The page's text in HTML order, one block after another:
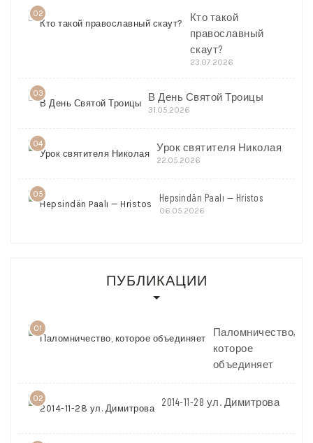
02
Кто такой
православный
скаут?
23.07.2026
03 В День Святой Троицы
31.05.2026
04 Урок святителя Николая
22.05.2026
05 Hepsindän Paalı — Hristos
06.05.2026
ПУБЛИКАЦИИ
01
Паломничество,
которое
объединяет
02 2014-11-28 ул. Димитрова